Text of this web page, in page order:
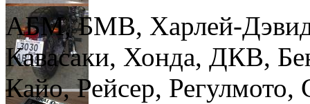
АБМ, БМВ, Харлей-
Кавасаки, Хонда, ДКВ,
Кайо, Рейсер, Регулмото,